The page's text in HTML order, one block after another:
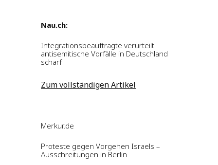
Nau.ch:
Integrationsbeauftragte verurteilt
antisemitische Vorfälle in Deutschland
scharf
Zum vollständigen Artikel
Merkur.de
Proteste gegen Vorgehen Israels –
Ausschreitungen in Berlin